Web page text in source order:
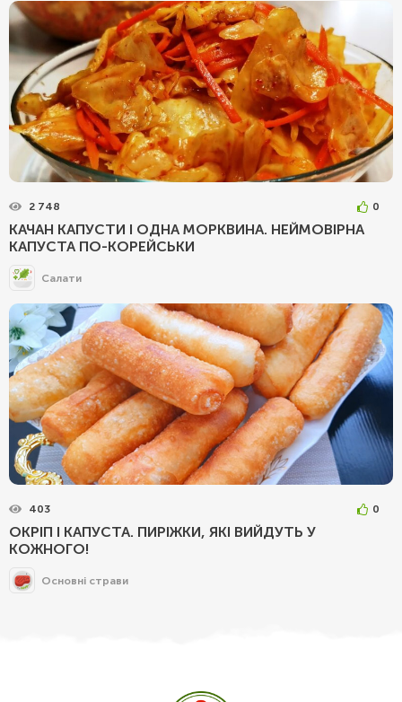
2 748 0
КАЧАН КАПУСТИ І ОДНА МОРКВИНА. НЕЙМОВІРНА
КАПУСТА ПО-КОРЕЙСЬКИ
Салати
403 0
ОКРІП І КАПУСТА. ПИРІЖКИ, ЯКІ ВИЙДУТЬ У
КОЖНОГО!
Основні страви